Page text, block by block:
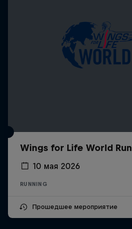
Wings for Life World Run
10 мая 2026
RUNNING
Прошедшее мероприятие